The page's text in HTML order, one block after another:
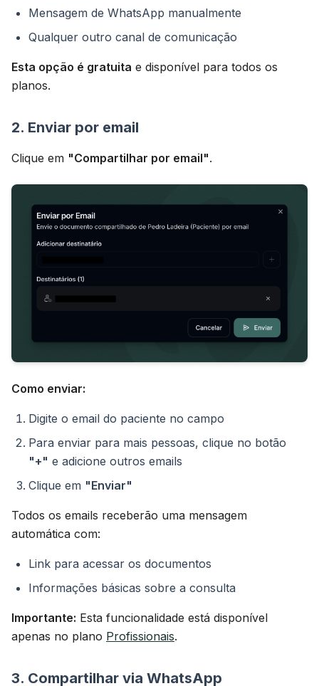
Mensagem de WhatsApp manualmente
Qualquer outro canal de comunicação
Esta opção é gratuita e disponível para todos os
planos.
2. Enviar por email
Clique em "Compartilhar por email".
Como enviar:
Digite o email do paciente no campo
Para enviar para mais pessoas, clique no botão
"+" e adicione outros emails
Clique em "Enviar"
Todos os emails receberão uma mensagem
automática com:
Link para acessar os documentos
Informações básicas sobre a consulta
Importante: Esta funcionalidade está disponível
apenas no plano Profissionais.
3. Compartilhar via WhatsApp